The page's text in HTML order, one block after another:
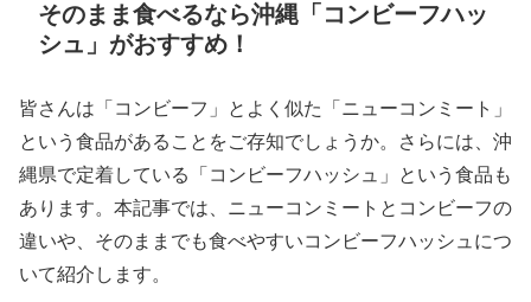
そのまま食べるなら沖縄「コンビーフハッ
シュ」がおすすめ！
皆さんは「コンビーフ」とよく似た「ニューコンミート」
という食品があることをご存知でしょうか。さらには、沖
縄県で定着している「コンビーフハッシュ」という食品も
あります。本記事では、ニューコンミートとコンビーフの
違いや、そのままでも食べやすいコンビーフハッシュにつ
いて紹介します。